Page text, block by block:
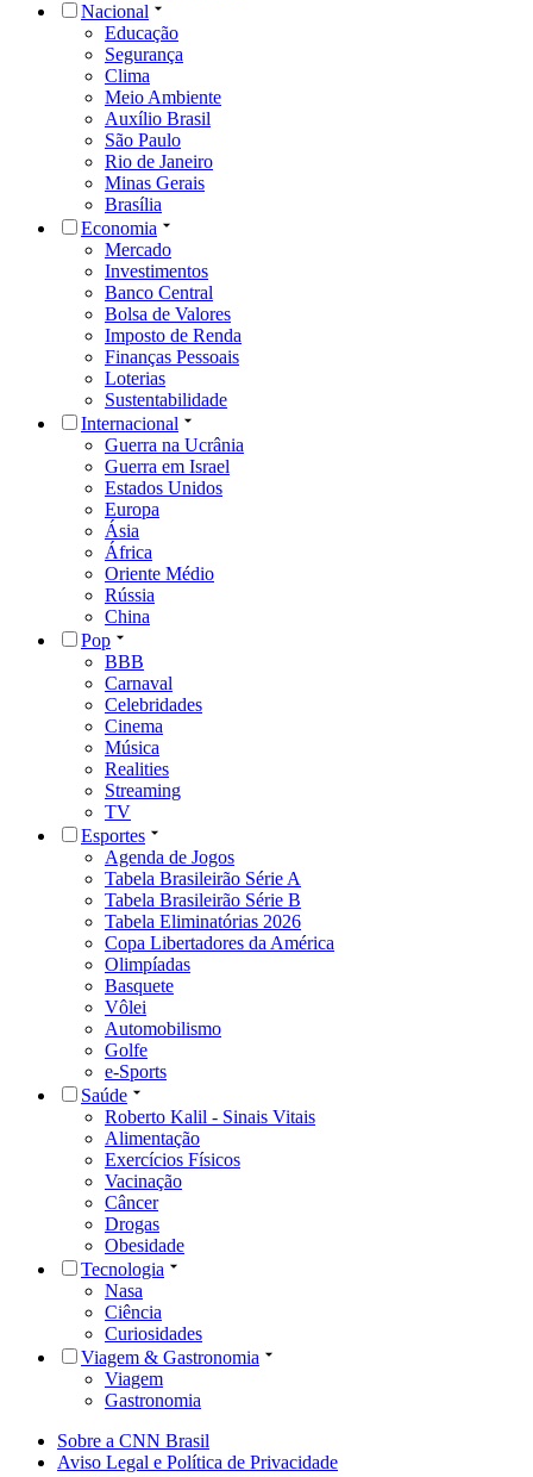
Nacional
Educação
Segurança
Clima
Meio Ambiente
Auxílio Brasil
São Paulo
Rio de Janeiro
Minas Gerais
Brasília
Economia
Mercado
Investimentos
Banco Central
Bolsa de Valores
Imposto de Renda
Finanças Pessoais
Loterias
Sustentabilidade
Internacional
Guerra na Ucrânia
Guerra em Israel
Estados Unidos
Europa
Ásia
África
Oriente Médio
Rússia
China
Pop
BBB
Carnaval
Celebridades
Cinema
Música
Realities
Streaming
TV
Esportes
Agenda de Jogos
Tabela Brasileirão Série A
Tabela Brasileirão Série B
Tabela Eliminatórias 2026
Copa Libertadores da América
Olimpíadas
Basquete
Vôlei
Automobilismo
Golfe
e-Sports
Saúde
Roberto Kalil - Sinais Vitais
Alimentação
Exercícios Físicos
Vacinação
Câncer
Drogas
Obesidade
Tecnologia
Nasa
Ciência
Curiosidades
Viagem & Gastronomia
Viagem
Gastronomia
Sobre a CNN Brasil
Aviso Legal e Política de Privacidade